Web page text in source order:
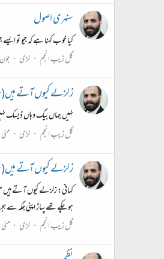
سنہری اصول
کیا خوب کہنا ہے کہ جیو تو
گل زیب انجم لڑی جون 21، 2015
زلزلے کیوں آتے
نہیں جہاں بیگ وہاں ڈیسک
گل زیب انجم لڑی مئی 20، 2015
زلزلے کیوں آتے
ہو چکے تھے پہاڑ اپنی جگہ
گل زیب انجم لڑی مئی 20، 2015